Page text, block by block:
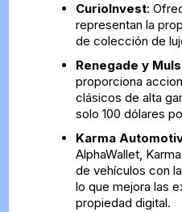
CurioInvest:
representan la
de colección de
Renegade y
proporciona
clásicos de alta
solo 100 dólares
Karma
AlphaWallet,
de vehículos con
lo que mejora las
propiedad digital.